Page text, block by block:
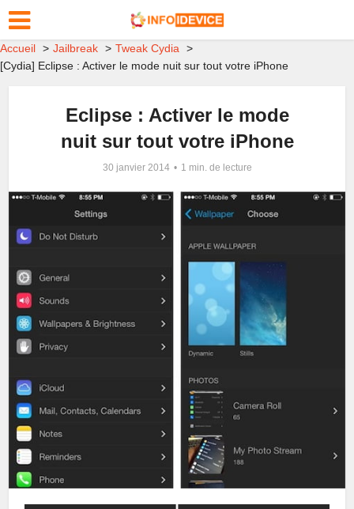
Accueil Jailbreak
Tweak Cydia
[Cydia] Eclipse : Activer le mode nuit sur tout votre iPhone
Eclipse : Activer le mode
nuit sur tout votre iPhone
30 janvier 2014 1 min. de lecture